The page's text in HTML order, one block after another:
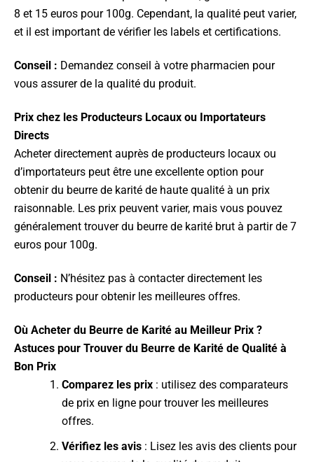
8 et 15 euros pour 100g. Cependant, la qualité peut varier,
et il est important de vérifier les labels et certifications.
Conseil : Demandez conseil à votre pharmacien pour
vous assurer de la qualité du produit.
Prix chez les Producteurs Locaux ou Importateurs
Directs
Acheter directement auprès de producteurs locaux ou
d’importateurs peut être une excellente option pour
obtenir du beurre de karité de haute qualité à un prix
raisonnable. Les prix peuvent varier, mais vous pouvez
généralement trouver du beurre de karité brut à partir de 7
euros pour 100g.
Conseil : N’hésitez pas à contacter directement les
producteurs pour obtenir les meilleures offres.
Où Acheter du Beurre de Karité au Meilleur Prix ?
Astuces pour Trouver du Beurre de Karité de Qualité à
Bon Prix
Comparez les prix : utilisez des comparateurs
de prix en ligne pour trouver les meilleures
offres.
Vérifiez les avis : Lisez les avis des clients pour